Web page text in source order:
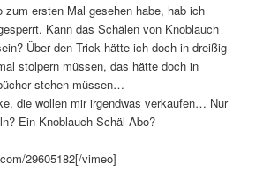
ersten Mal gesehen habe, hab ich
Kann das Schälen von Knoblauch
Über den Trick hätte ich doch in dreißig
stolpern müssen, das hätte doch in
stehen müssen…
die wollen mir irgendwas verkaufen… Nur
Ein Knoblauch-Schäl-Abo?
29605182[/vimeo]